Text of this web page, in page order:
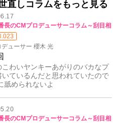
直しコラムをもっと見る
長のCMプロデューサーコラム～刮目相
ューサー 櫻木 光
わいヤンキーあがりのバカなプ
ているんだと思われていたので
舐められないよ
長のCMプロデューサーコラム～刮目相